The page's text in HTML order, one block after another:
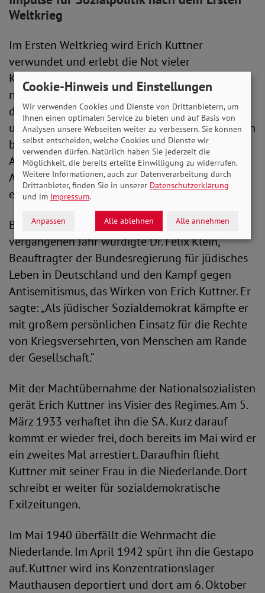
Weltkrieg
Im Ersten Weltkrieg wird Erich Kuttner
verwundet und erlebt die Not vieler
Kriegsgeschädigter und Hinterbliebener aus
nächster Nähe. 1917 gründet er den Reichsbund
der Kriegsteilnehmer und Kriegsgeschädigten
und ist bis 1919 dessen Vorsitzender. Er setzt sich
besonders für die Rechte und soziale
Absicherung von Kriegsopfern, bessere
Arbeitschancen für Schwerbeschädigte sowie
eine Reform des Militärrentenwesens ein.
Bei der Umbenennung des Hauses im
vergangenen Jahr würdigte Dr. Felix Klein,
Beauftragter der Bundesregierung für jüdisches
Leben in Deutschland und den Kampf gegen
Antisemitismus, das Wirken von Erich Kuttner. Er
sagte: „Als jüdischer Sozialdemokrat kämpfte er
mit großem persönlichen Einsatz für die Rechte
von Kriegsversehrten, von Menschen am Rande
der Gesellschaft.“
Mit der Machtübernahme der Nationalsozialisten
gerät Erich Kuttner ins Visier des Regimes. Am 5.
März 1933 verhaftet ihn die SA. Kurz darauf
kommt er wieder frei, doch bereits im Mai wird er
ein zweites Mal arrestiert. Daraufhin flieht
Kuttner mit seiner Frau in die Niederlande. Dort
schreibt er weiter für sozialdemokratische
Exilzeitungen.
Im Mai 1940 überfällt die Wehrmacht die
Niederlande. Im April 1942 spürt ihn die Gestapo
auf. Kuttner wird ins Konzentrationslager
Mauthausen deportiert und dort am 6. Oktober
Cookie-Hinweis und Einstellungen
Wir verwenden Cookies und Dienste von Drittanbietern, um
Ihnen einen optimalen Service zu bieten und auf Basis von
Analysen unsere Webseiten weiter zu verbessern. Sie können
selbst entscheiden, welche Cookies und Dienste wir
verwenden dürfen. Natürlich haben Sie jederzeit die
Möglichkeit, die bereits erteilte Einwilligung zu widerrufen.
Weitere Informationen, auch zur Datenverarbeitung durch
Drittanbieter, finden Sie in unserer Datenschutzerklärung
und im Impressum.
Anpassen Alle ablehnen Alle annehmen